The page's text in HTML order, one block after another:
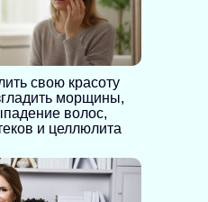
свою красоту
морщины,
волос,
и целлюлита